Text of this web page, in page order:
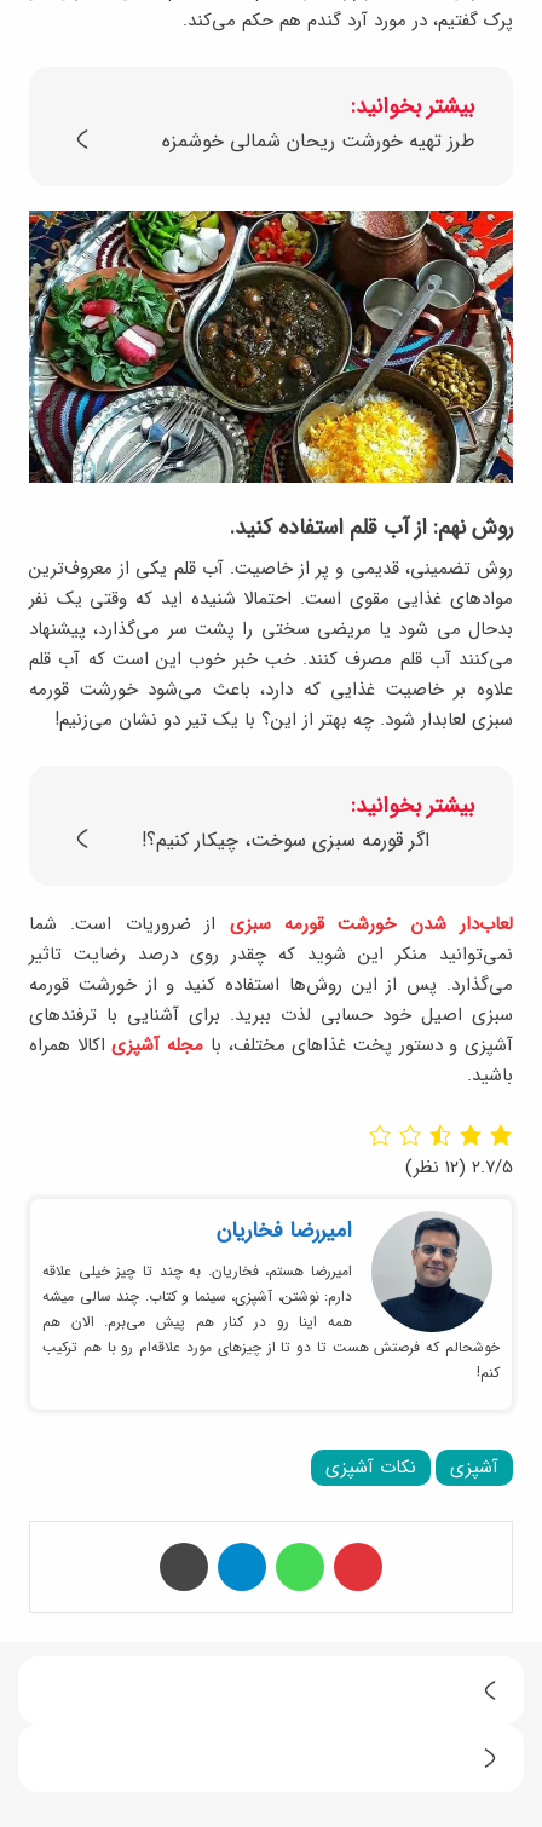
پرک گفتیم، در مورد آرد گندم هم حکم می‌کند.
بیشتر بخوانید:
طرز تهیه خورشت ریحان شمالی خوشمزه
روش نهم: از آب قلم استفاده کنید.
روش تضمینی، قدیمی و پر از خاصیت. آب قلم یکی از معروف‌ترین
موادهای غذایی مقوی است. احتمالا شنیده اید که وقتی یک نفر
بدحال می شود یا مریضی سختی را پشت سر می‌گذارد، پیشنهاد
می‌کنند آب قلم مصرف کنند. خب خبر خوب این است که آب قلم
علاوه بر خاصیت غذایی که دارد، باعث می‌شود خورشت قورمه
سبزی لعابدار شود. چه بهتر از این؟ با یک تیر دو نشان می‌زنیم!
بیشتر بخوانید:
اگر قورمه سبزی سوخت، چیکار کنیم؟!
لعاب‌دار شدن خورشت قورمه سبزی از ضروریات است. شما
نمی‌توانید منکر این شوید که چقدر روی درصد رضایت تاثیر
می‌گذارد. پس از این روش‌ها استفاده کنید و از خورشت قورمه
سبزی اصیل خود حسابی لذت ببرید. برای آشنایی با ترفندهای
آشپزی و دستور پخت غذاهای مختلف، با مجله آشپزیاکالا همراه
باشید.
۲.۷/۵ (۱۲ نظر)
امیر‌رضا فخاریان
امیررضا هستم، فخاریان. به چند تا چیز خیلی علاقه
دارم: نوشتن، آشپزی، سینما و کتاب. چند سالی میشه
همه اینا رو در کنار هم پیش می‌برم. الان هم
خوشحالم که فرصتش هست تا دو تا از چیزهای مورد علاقه‌ام رو با هم ترکیب
کنم!
آشپزی نکات آشپزی